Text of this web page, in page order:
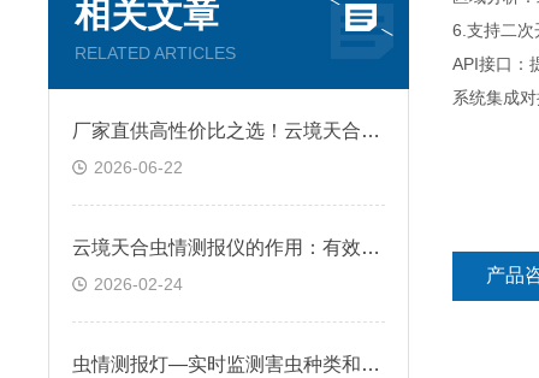
相关文章
RELATED ARTICLES
厂家直供高性价比之选！云境天合虫情测报仪用科技重构农田病虫害防控体系
2026-06-22
云境天合虫情测报仪的作用：有效减少农药使用，助力绿色农业发展
2026-02-24
虫情测报灯—实时监测害虫种类和密度变化，为病虫害预警提供数据支持
6.支持二次
API接口：
系统集成
产品